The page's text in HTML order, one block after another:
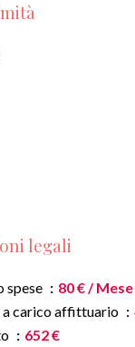
legali
spese
80 € / Mese
carico affittuario
652 €